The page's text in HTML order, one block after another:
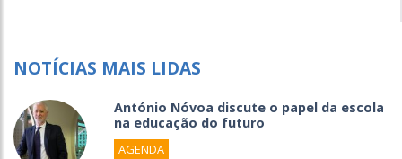
NOTÍCIAS MAIS LIDAS
António Nóvoa discute o papel da escola
na educação do futuro
AGENDA